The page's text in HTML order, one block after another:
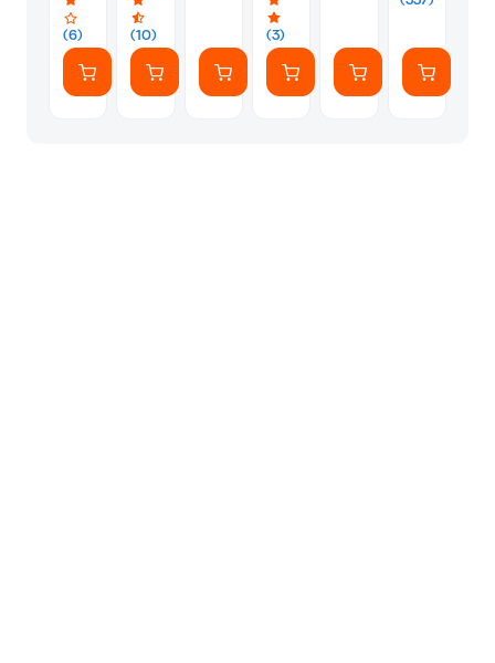
Wi-
Fi,
Bluetooth,
3680W
(6) (10) (3)
(15cm)
1607-
41288
Wi-
Bluetooth
3680W